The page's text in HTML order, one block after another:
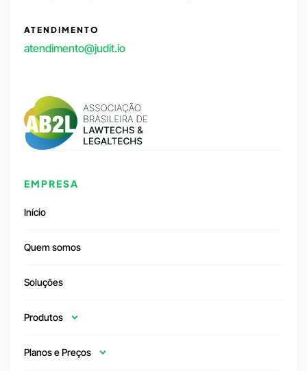
ATENDIMENTO
atendimento@judit.io
EMPRESA
Início
Quem somos
Soluções
Produtos
Planos e Preços